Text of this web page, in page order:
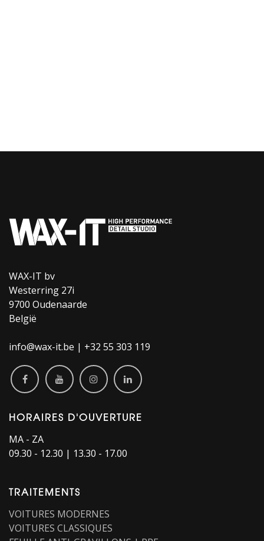
WAX-IT bv
Westerring 27i
9700 Oudenaarde
België
info@wax-it.be | +32 55 303 119
HORAIRES D'OUVERTURE​
MA - ZA
09.30 - 12.30 | 13.30 - 17.00
TRAITEMENTS
VOITURES MODERNES
VOITURES CLASSIQUES